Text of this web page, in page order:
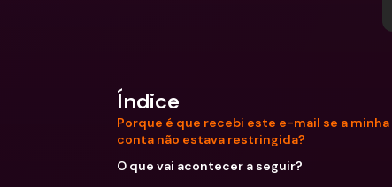
Índice
Porque é que recebi este e-mail se a minha
conta não estava restringida?
O que vai acontecer a seguir?